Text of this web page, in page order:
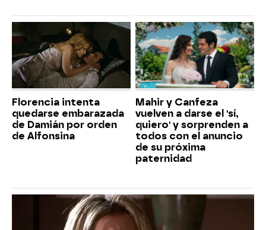
Florencia intenta
quedarse embarazada
de Damián por orden
de Alfonsina
Mahir y Canfeza
vuelven a darse el 'sí,
quiero' y sorprenden a
todos con el anuncio
de su próxima
paternidad